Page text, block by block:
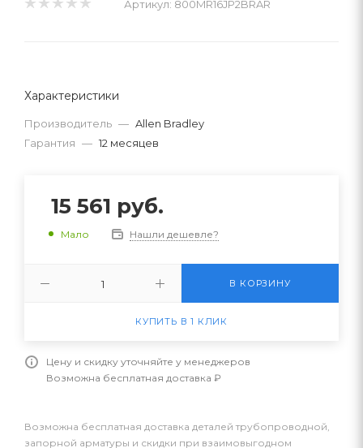
Артикул: 800MR16JP2BRAR
Характеристики
Производитель — Allen Bradley
Гарантия — 12 месяцев
15 561 руб.
Мало Нашли дешевле?
В КОРЗИНУ
КУПИТЬ В 1 КЛИК
Цену и скидку уточняйте у менеджеров
Возможна бесплатная доставка ₽
Возможна бесплатная доставка деталей трубопроводной,
запорной арматуры и скидки при взаимовыгодном